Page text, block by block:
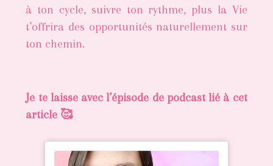
à ton cycle, suivre ton rythme, plus la Vie
t’offrira des opportunités naturellement sur
ton chemin.
Je te laisse avec l’épisode de podcast lié à cet
article 🥰